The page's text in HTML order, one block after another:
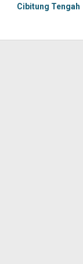
Cibitung Tengah